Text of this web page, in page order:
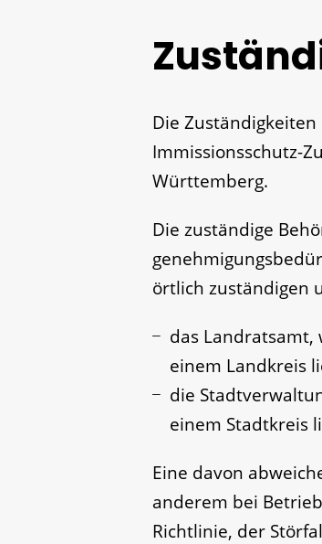
Die
Immissionsschutz-
Württemberg.
Die zuständige
örtlich zuständigen
das Landratsamt,
einem Landkreis
die
einem Stadtkreis
Eine davon
anderem bei
Richtlinie, der